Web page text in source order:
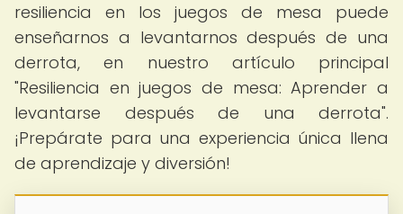
resiliencia en los juegos de mesa puede
enseñarnos a levantarnos después de una
derrota, en nuestro artículo principal
"Resiliencia en juegos de mesa: Aprender a
levantarse después de una derrota".
¡Prepárate para una experiencia única llena
de aprendizaje y diversión!